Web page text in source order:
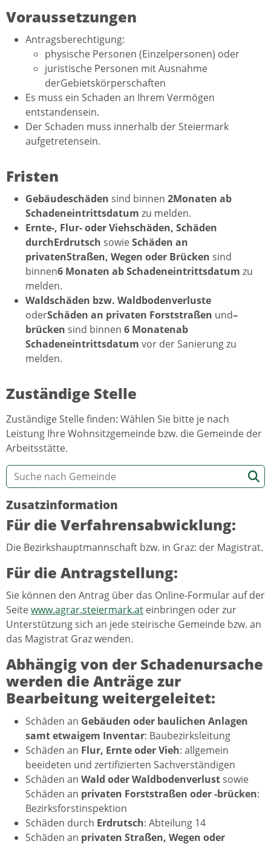
Voraussetzungen
Antragsberechtigung:
physische Personen (Einzelpersonen) oder
juristische Personen mit Ausnahme
derGebietskörperschaften
Es muss ein Schaden an Ihrem Vermögen
entstandensein.
Der Schaden muss innerhalb der Steiermark
aufgetretensein.
Fristen
Gebäudeschäden sind binnen 2Monaten ab
Schadeneintrittsdatum zu melden.
Ernte-, Flur- oder Viehschäden, Schäden
durchErdrutsch sowieSchäden an
privatenStraßen, Wegen oder Brücken sind
binnen6 Monaten ab Schadeneintrittsdatum zu
melden.
Waldschäden bzw. Waldbodenverluste
oderSchäden an privaten Forststraßen und–
brücken sind binnen 6 Monatenab
Schadeneintrittsdatum vor der Sanierung zu
melden.
Zuständige Stelle
Zuständige Stelle finden: Wählen Sie bitte je nach
Leistung Ihre Wohnsitzgemeinde bzw. die Gemeinde der
Arbeitsstätte.
Zusatzinformation
Für die Verfahrensabwicklung:
Die Bezirkshauptmannschaft bzw. in Graz: der Magistrat.
Für die Antragstellung:
Sie können den Antrag über das Online-Formular auf der
Seitewww.agrar.steiermark.at einbringen oder zur
Unterstützung sich an jede steirische Gemeinde bzw. an
das Magistrat Graz wenden.
Abhängig von der Schadenursache
werden die Anträge zur
Bearbeitung weitergeleitet:
Schäden an Gebäuden oder baulichen Anlagen
samt etwaigem Inventar: Baubezirksleitung
Schäden an Flur, Ernte oder Vieh: allgemein
beeideten und zertifizierten Sachverständigen
Schäden an Wald oder Waldbodenverlustsowie
Schäden an privaten Forststraßen oder -brücken:
Bezirksforstinspektion
Schäden durch Erdrutsch: Abteilung 14
Schäden an privaten Straßen, Wegen oder